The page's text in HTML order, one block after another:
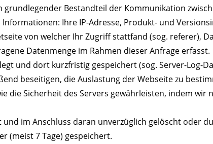
Bestandteil der Kommunikation
Ihre IP-Adresse, Produkt- und
von welcher Ihr Zugriff stattfand (sog. referer),
Datenmenge im Rahmen dieser Anfrage erfasst.
und dort kurzfristig gespeichert (sog. Server-Log-
beseitigen, die Auslastung der Webseite zu
Sicherheit des Servers gewährleisten, indem wir
im Anschluss daran unverzüglich gelöscht oder
(meist 7 Tage) gespeichert.